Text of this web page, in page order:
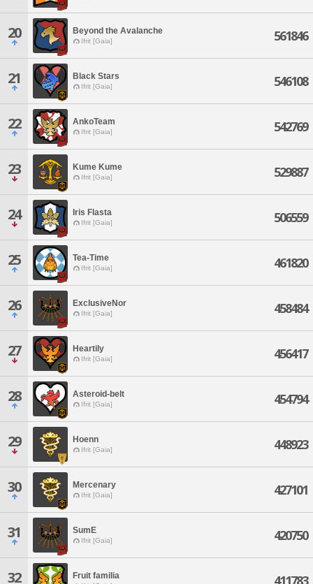
20 Beyond the Avalanche
Ifrit [Gaia] 561846
21 Black Stars
Ifrit [Gaia] 546108
22 AnkoTeam
Ifrit [Gaia] 542769
23 Kume Kume
Ifrit [Gaia] 529887
24 Iris Flasta
Ifrit [Gaia] 506559
25 Tea-Time
Ifrit [Gaia] 461820
26 ExclusiveNor
Ifrit [Gaia] 458484
27 Heartily
Ifrit [Gaia] 456417
28 Asteroid-belt
Ifrit [Gaia] 454794
29 Hoenn
Ifrit [Gaia] 448923
30 Mercenary
Ifrit [Gaia] 427101
31 SumE
Ifrit [Gaia] 420750
32 Fruit familia 411783